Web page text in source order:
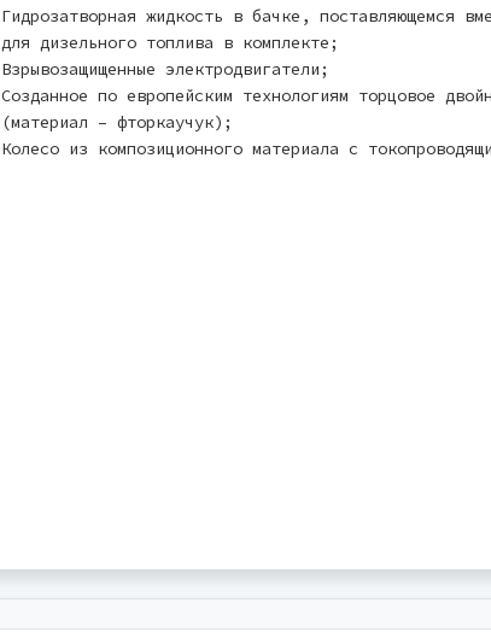
Гидрозатворная жидкость в бачке, поставляющемся
для дизельного топлива в комплекте;
Взрывозащищенные электродвигатели;
Созданное по европейским технологиям торцовое
(материал – фторкаучук);
Колесо из композиционного материала с